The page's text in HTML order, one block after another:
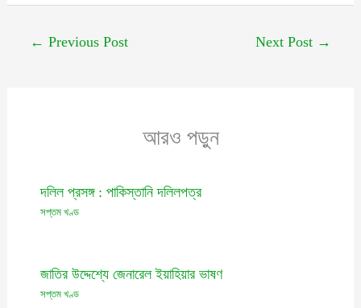
← Previous Post Next Post →
আরও পড়ুন
দলিল প্রসঙ্গ : পাকিস্তানি দলিলপত্র
সপ্তম খণ্ড
জাতির উদ্দেশ্যে জেনারেল ইয়াহিয়ার ভাষণ
সপ্তম খণ্ড